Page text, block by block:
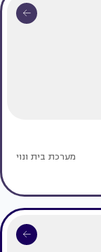
מערכת בית ונוי